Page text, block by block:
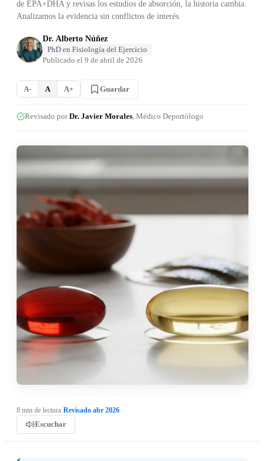
de EPA+DHA y revisas los estudios de absorción, la historia cambia.
Analizamos la evidencia sin conflictos de interés.
Dr. Alberto Núñez
PhD en Fisiología del Ejercicio
Publicado el 9 de abril de 2026
A- A A+ Guardar
Revisado porDr. Javier Morales , Médico Deportólogo
8 min de lectura Revisado abr 2026
Escuchar